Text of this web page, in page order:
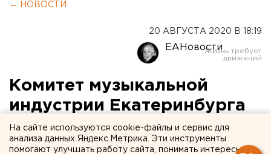
← НОВОСТИ
20 АВГУСТА 2020 В 18:19
ЕАНовости
Комитет музыкальной
индустрии Екатеринбурга
рассказал о будущем
рынка после пандемии
На сайте используются cookie-файлы и сервис для
анализа данных Яндекс.Метрика. Эти инструменты
помогают улучшать работу сайта, понимать интересы